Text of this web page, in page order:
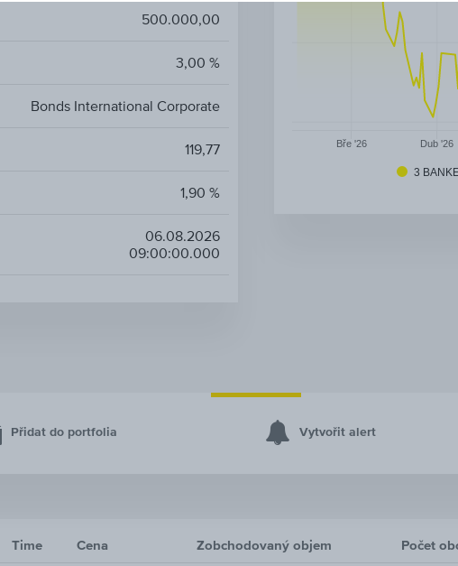
500.000,00
3,00 %
Bonds International Corporate
119,77
1,90 %
06.08.2026
09:00:00.000
3
Bře '26 Dub '26
Přidat do portfolia Vytvořit alert
Time Cena Zobchodovaný objem Počet